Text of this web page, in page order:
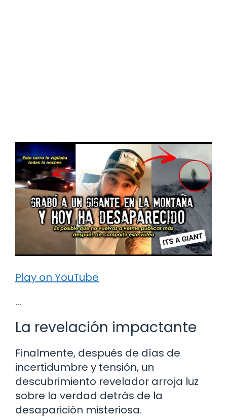
Play on YouTube
…
La revelación impactante
Finalmente, después de días de
incertidumbre y tensión, un
descubrimiento revelador arroja luz
sobre la verdad detrás de la
desaparición misteriosa.